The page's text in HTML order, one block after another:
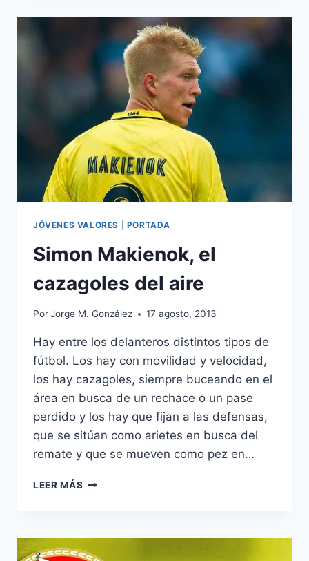
BELGA
JÓVENES VALORES PORTADA
Simon Makienok, el
cazagoles del aire
PorJorge M. González 17 agosto, 2013
Hay entre los delanteros distintos tipos de
fútbol. Los hay con movilidad y velocidad,
los hay cazagoles, siempre buceando en el
área en busca de un rechace o un pase
perdido y los hay que fijan a las defensas,
que se sitúan como arietes en busca del
remate y que se mueven como pez en…
LEER MÁS SIMON
DEL
AIRE